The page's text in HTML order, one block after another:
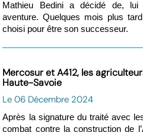
Mathieu Bedini a décidé de,
aventure. Quelques mois plus
choisi pour être son successeur.
Mercosur et A412, les
Haute-Savoie
Le 06 Décembre 2024
Après la signature du traité avec
combat contre la construction de